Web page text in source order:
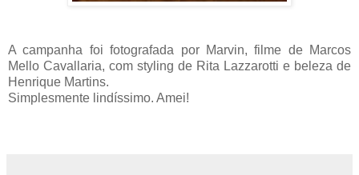
A campanha foi fotografada por Marvin, filme de Marcos
Mello Cavallaria, com styling de Rita Lazzarotti e beleza de
Henrique Martins.
Simplesmente lindíssimo. Amei!